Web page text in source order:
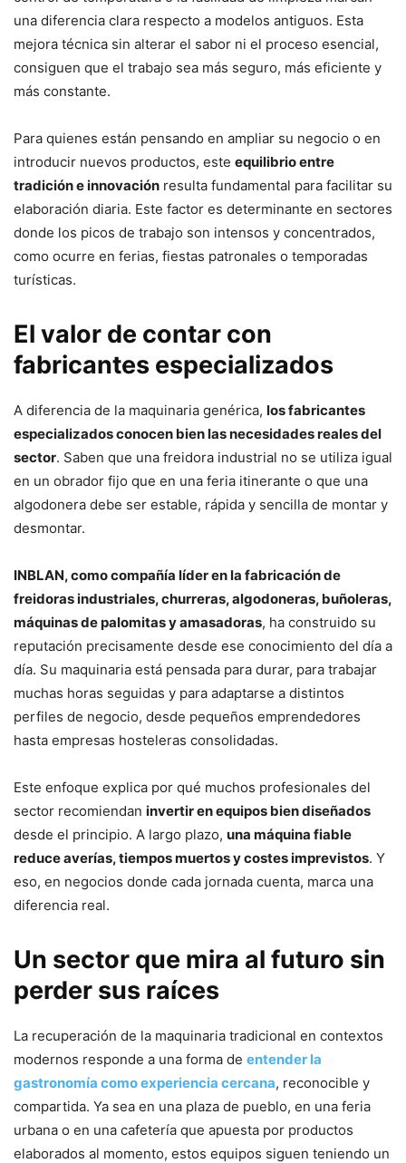
una diferencia clara respecto a modelos antiguos. Esta
mejora técnica sin alterar el sabor ni el proceso esencial,
consiguen que el trabajo sea más seguro, más eficiente y
más constante.
Para quienes están pensando en ampliar su negocio o en
introducir nuevos productos, este equilibrio entre
tradición e innovación resulta fundamental para facilitar su
elaboración diaria. Este factor es determinante en sectores
donde los picos de trabajo son intensos y concentrados,
como ocurre en ferias, fiestas patronales o temporadas
turísticas.
El valor de contar con
fabricantes especializados
A diferencia de la maquinaria genérica, los fabricantes
especializados conocen bien las necesidades reales del
sector. Saben que una freidora industrial no se utiliza igual
en un obrador fijo que en una feria itinerante o que una
algodonera debe ser estable, rápida y sencilla de montar y
desmontar.
INBLAN, como compañía líder en la fabricación de
freidoras industriales, churreras, algodoneras, buñoleras,
máquinas de palomitas y amasadoras, ha construido su
reputación precisamente desde ese conocimiento del día a
día. Su maquinaria está pensada para durar, para trabajar
muchas horas seguidas y para adaptarse a distintos
perfiles de negocio, desde pequeños emprendedores
hasta empresas hosteleras consolidadas.
Este enfoque explica por qué muchos profesionales del
sector recomiendan invertir en equipos bien diseñados
desde el principio. A largo plazo, una máquina fiable
reduce averías, tiempos muertos y costes imprevistos. Y
eso, en negocios donde cada jornada cuenta, marca una
diferencia real.
Un sector que mira al futuro sin
perder sus raíces
La recuperación de la maquinaria tradicional en contextos
modernos responde a una forma de entender la
gastronomía como experiencia cercana, reconocible y
compartida. Ya sea en una plaza de pueblo, en una feria
urbana o en una cafetería que apuesta por productos
elaborados al momento, estos equipos siguen teniendo un